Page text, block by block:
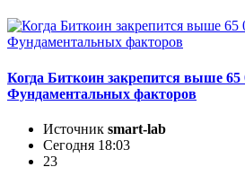
Когда Биткоин закрепится выше 65
Фундаментальных факторов
Источник smart-lab
Сегодня 18:03
23